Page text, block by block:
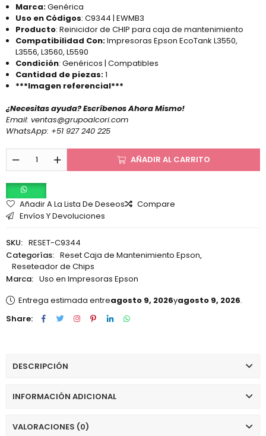
Marca:Genérica
Uso en Códigos: C9344 | EWMB3
Producto: Reinicidor de CHIP para caja de mantenimiento
Compatibilidad Con:Impresoras Epson EcoTank L3550,
L3556, L3560, L5590
Condición: Genéricos | Compatibles
Cantidad de piezas:1
***Imagen referencial***
¿Necesitas ayuda? Escríbenos Ahora Mismo!
Email: ventas@grupoalcori.com
WhatsApp: +51 927 240 225
AÑADIR AL CARRITO
Añadir A La Lista De Deseos
Compare
Envíos Y Devoluciones
SKU: RESET-C9344
Categorías: Reset Caja de Mantenimiento Epson,
Reseteador de Chips
Marca: Uso en Impresoras Epson
Entrega estimada entreagosto 9, 2026yagosto 9, 2026.
Share:
DESCRIPCIÓN
INFORMACIÓN ADICIONAL
VALORACIONES (0)